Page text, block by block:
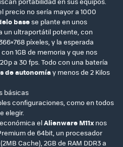
precio no sería mayor a 1000
basese plante en unos
un ultraportátil potente, con
píxeles, y la esperada
con 1GB de memoria y que nos
a 30 fps. Todo con una batería
de autonomíay menos de 2 Kilos
básicas
configuraciones, como en todos
elegir.
elAlienware M11x nos
de 64bit, un procesador
Cache), 2GB de RAM DDR3 a